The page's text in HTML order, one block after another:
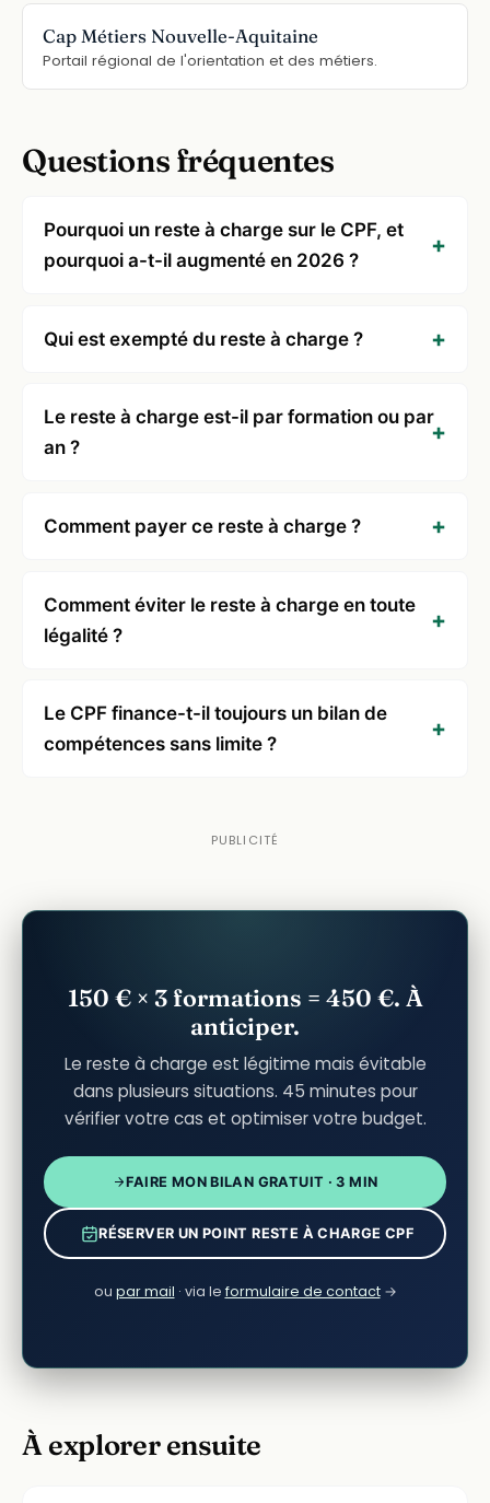
Cap Métiers Nouvelle-Aquitaine
Portail régional de l'orientation et des métiers.
Questions fréquentes
Pourquoi un reste à charge sur le CPF, et
pourquoi a-t-il augmenté en 2026 ?
Qui est exempté du reste à charge ?
Le reste à charge est-il par formation ou par
an ?
Comment payer ce reste à charge ?
Comment éviter le reste à charge en toute
légalité ?
Le CPF finance-t-il toujours un bilan de
compétences sans limite ?
150 € × 3 formations = 450 €. À
anticiper.
Le reste à charge est légitime mais évitable
dans plusieurs situations. 45 minutes pour
vérifier votre cas et optimiser votre budget.
FAIRE MON BILAN GRATUIT · 3 MIN
RÉSERVER UN POINT RESTE À CHARGE CPF
ou par mail · via le formulaire de contact→
À explorer ensuite